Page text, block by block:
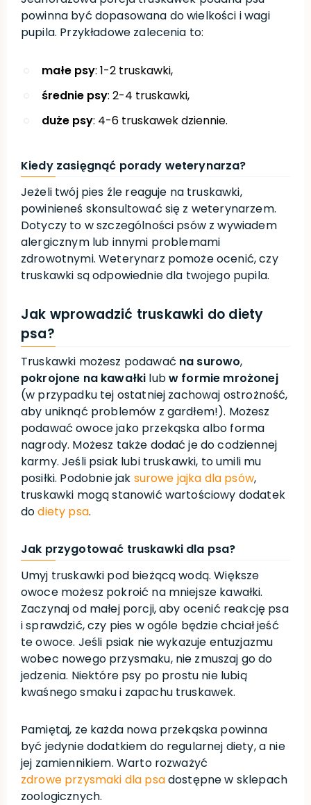
powinna być dopasowana do wielkości i wagi
pupila. Przykładowe zalecenia to:
małe psy: 1-2 truskawki,
średnie psy: 2-4 truskawki,
duże psy: 4-6 truskawek dziennie.
Kiedy zasięgnąć porady weterynarza?
Jeżeli twój pies źle reaguje na truskawki,
powinieneś skonsultować się z weterynarzem.
Dotyczy to w szczególności psów z wywiadem
alergicznym lub innymi problemami
zdrowotnymi. Weterynarz pomoże ocenić, czy
truskawki są odpowiednie dla twojego pupila.
Jak wprowadzić truskawki do diety
psa?
Truskawki możesz podawać na surowo,
pokrojone na kawałki lubw formie mrożonej
(w przypadku tej ostatniej zachowaj ostrożność,
aby uniknąć problemów z gardłem!). Możesz
podawać owoce jako przekąska albo forma
nagrody. Możesz także dodać je do codziennej
karmy. Jeśli psiak lubi truskawki, to umili mu
posiłki. Podobnie jak surowe jajka dla psów,
truskawki mogą stanowić wartościowy dodatek
dodiety psa.
Jak przygotować truskawki dla psa?
Umyj truskawki pod bieżącą wodą. Większe
owoce możesz pokroić na mniejsze kawałki.
Zaczynaj od małej porcji, aby ocenić reakcję psa
i sprawdzić, czy pies w ogóle będzie chciał jeść
te owoce. Jeśli psiak nie wykazuje entuzjazmu
wobec nowego przysmaku, nie zmuszaj go do
jedzenia. Niektóre psy po prostu nie lubią
kwaśnego smaku i zapachu truskawek.
Pamiętaj, że każda nowa przekąska powinna
być jedynie dodatkiem do regularnej diety, a nie
jej zamiennikiem. Warto rozważyć
zdrowe przysmaki dla psadostępne w sklepach
zoologicznych.